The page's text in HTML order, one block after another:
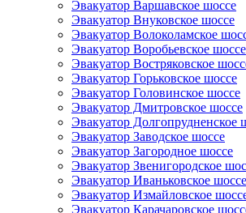
Эвакуатор Варшавское шоссе
Эвакуатор Внуковское шоссе
Эвакуатор Волоколамское
Эвакуатор Воробьевское шоссе
Эвакуатор Востряковское
Эвакуатор Горьковское шоссе
Эвакуатор Головинское шоссе
Эвакуатор Дмитровское шоссе
Эвакуатор Долгопрудненское
Эвакуатор Заводское шоссе
Эвакуатор Загородное шоссе
Эвакуатор Звенигородское
Эвакуатор Иваньковское шоссе
Эвакуатор Измайловское
Эвакуатор Карачаровское